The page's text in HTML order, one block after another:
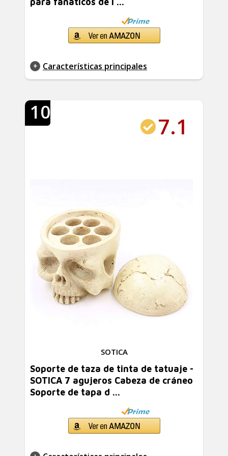
Características principales
10
7.1
SOTICA
Soporte de taza de tinta de tatuaje -
SOTICA 7 agujeros Cabeza de cráneo
Soporte de tapa d ...